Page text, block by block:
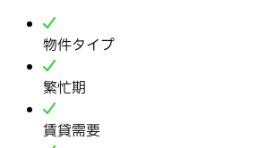
物件タイプ
繁忙期
賃貸需要